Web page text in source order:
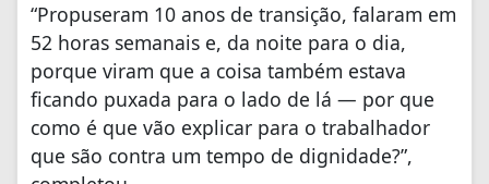
“Propuseram 10 anos de transição, falaram em
52 horas semanais e, da noite para o dia,
porque viram que a coisa também estava
ficando puxada para o lado de lá — por que
como é que vão explicar para o trabalhador
que são contra um tempo de dignidade?”,